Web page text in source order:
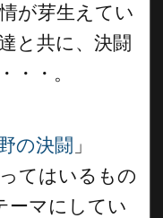
が芽生えてい
と共に、決闘
・・。
の決闘 」
てはいるもの
ーマにしてい